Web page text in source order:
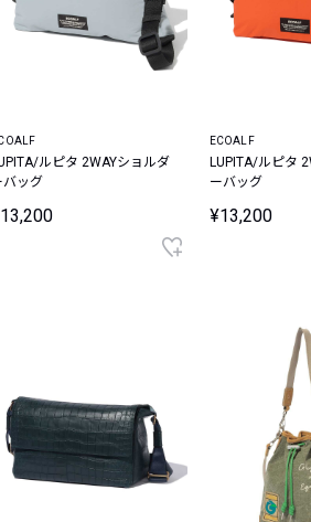
ルピタ 2WAYショルダ
バッグ
ECOALF
LUPITA/ルピタ
ーバッグ
¥13,200